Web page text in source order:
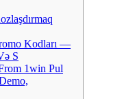
Kodları —
S
1win Pul